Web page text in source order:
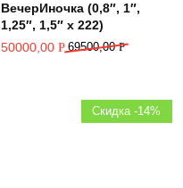
ВечерИночка (0,8″, 1″,
1,25″, 1,5″ х 222)
69500,00Р
50000,00 Р
Скидка -14%